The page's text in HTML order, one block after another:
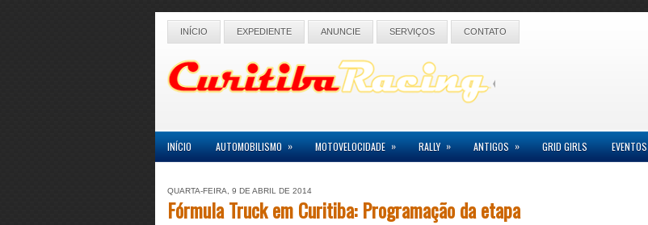
INÍCIO EXPEDIENTE ANUNCIE SERVIÇOS CONTATO
INÍCIO AUTOMOBILISMO » MOTOVELOCIDADE » RALLY » ANTIGOS » GRID GIRLS EVENTOS
QUARTA-FEIRA, 9 DE ABRIL DE 2014
Fórmula Truck em Curitiba: Programação da etapa